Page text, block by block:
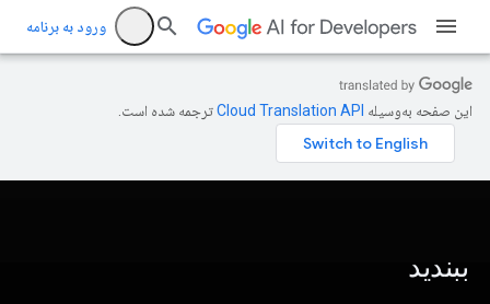
ورود به برنامه
این صفحه به‌وسیله ترجمه شده است.
ببندید